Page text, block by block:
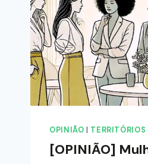
OPINIÃO TERRITÓRIOS
[OPINIÃO]